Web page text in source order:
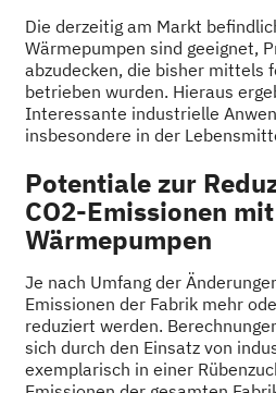
Die derzeitig am Markt
Wärmepumpen sind geeignet,
abzudecken, die bisher mittels
betrieben wurden. Hieraus
Interessante industrielle
insbesondere in der
Potentiale zur
CO2-Emissionen
Wärmepumpen
Je nach Umfang der
Emissionen der Fabrik mehr
reduziert werden.
sich durch den Einsatz von
exemplarisch in einer